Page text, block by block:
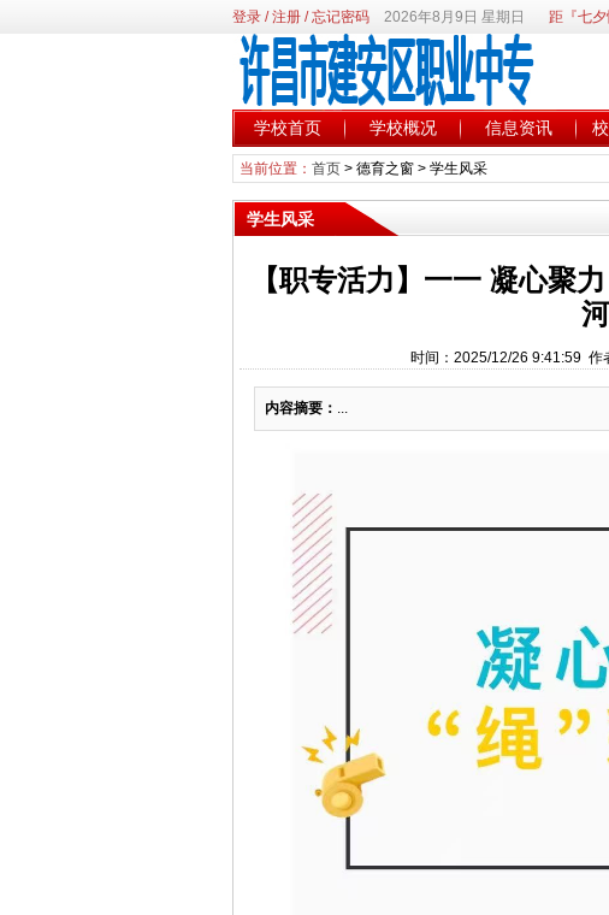
登录/注册/忘记密码 2026年8月9日 星期日 距『七
学校首页 学校概况 信息资讯
当前位置： 首页> 德育之窗> 学生风采
学生风采
【职专活力】一一 凝心聚
时间：2025/12/26 9:41:59
内容摘要： ...